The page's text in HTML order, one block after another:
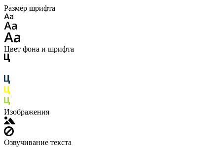
Размер шрифта
Цвет фона и шрифта
Изображения
Озвучивание текста